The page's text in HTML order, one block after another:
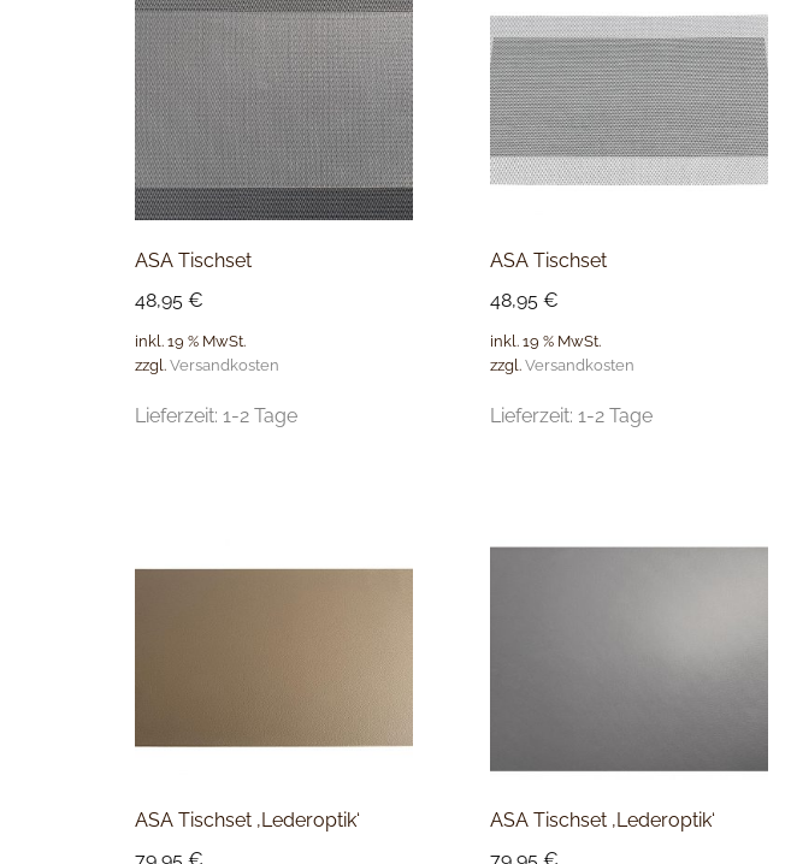
ASA Tischset
48,95 €
inkl. 19 % MwSt.
zzgl. Versandkosten
Lieferzeit: 1-2 Tage
ASA Tischset
48,95 €
inkl. 19 % MwSt.
zzgl. Versandkosten
Lieferzeit: 1-2 Tage
ASA Tischset ‚Lederoptik‘
ASA Tischset ‚Lederoptik‘